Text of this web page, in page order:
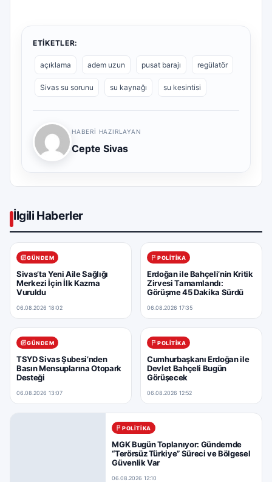
ETIKETLER:
açıklama adem uzun pusat barajı regülatör
Sivas su sorunu su kaynağı su kesintisi
HABERI HAZIRLAYAN
Cepte Sivas
İlgili Haberler
GÜNDEM
Sivas’ta Yeni Aile Sağlığı
Merkezi İçin İlk Kazma
Vuruldu
06.08.2026 18:02
POLITIKA
Erdoğan ile Bahçeli’nin Kritik
Zirvesi Tamamlandı:
Görüşme 45 Dakika Sürdü
06.08.2026 17:35
GÜNDEM
TSYD Sivas Şubesi’nden
Basın Mensuplarına Otopark
Desteği
06.08.2026 13:07
POLITIKA
Cumhurbaşkanı Erdoğan ile
Devlet Bahçeli Bugün
Görüşecek
06.08.2026 12:52
POLITIKA
MGK Bugün Toplanıyor: Gündemde
“Terörsüz Türkiye” Süreci ve Bölgesel
Güvenlik Var
06.08.2026 12:10